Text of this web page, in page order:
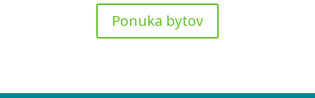
Ponuka bytov